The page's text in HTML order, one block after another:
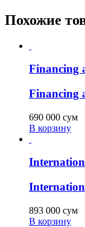
Похожие
Financing
Financing
690 000 сум
В корзину
893 000 сум
В корзину